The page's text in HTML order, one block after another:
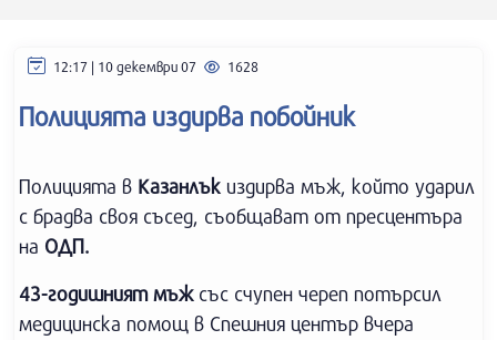
12:17 | 10 декември 07 1628
Полицията издирва побойник
Полицията в Казанлък издирва мъж, който ударил
с брадва своя съсед, съобщават от пресцентъра
на ОДП.
43-годишният мъжсъс счупен череп потърсил
медицинска помощ в Спешния център вчера